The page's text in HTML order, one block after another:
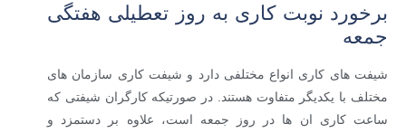
برخورد نوبت کاری به روز تعطیلی هفتگی
جمعه
شیفت های کاری انواع مختلفی دارد و شیفت کاری سازمان های
مختلف با یکدیگر متفاوت هستند. در صورتیکه کارگران شیفتی که
ساعت کاری ان ها در روز جمعه است، علاوه بر دستمزد و